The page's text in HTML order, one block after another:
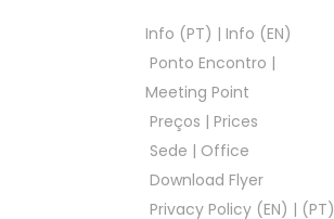
Info (PT) | Info (EN)
Ponto Encontro |
Meeting Point
Preços | Prices
Sede | Office
Download Flyer
Privacy Policy (EN) | (PT)